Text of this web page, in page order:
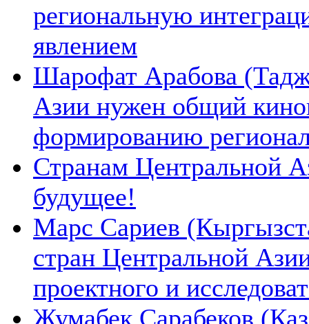
региональную
явлением
Шарофат Арабова
Азии нужен общий
формированию
Странам Центральной
будущее!
Марс Сариев
стран Центральной
проектного и
Жумабек Сарабеков